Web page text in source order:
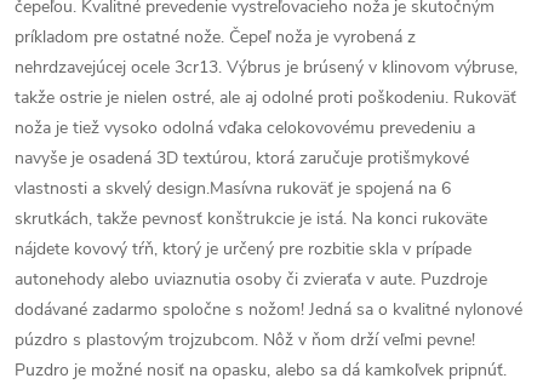
čepeľou. Kvalitné prevedenie vystreľovacieho noža je skutočným
príkladom pre ostatné nože. Čepeľ noža je vyrobená z
nehrdzavejúcej ocele 3cr13. Výbrus je brúsený v klinovom výbruse,
takže ostrie je nielen ostré, ale aj odolné proti poškodeniu. Rukoväť
noža je tiež vysoko odolná vďaka celokovovému prevedeniu a
navyše je osadená 3D textúrou, ktorá zaručuje protišmykové
vlastnosti a skvelý design.Masívna rukoväť je spojená na 6
skrutkách, takže pevnosť konštrukcie je istá. Na konci rukoväte
nájdete kovový tŕň, ktorý je určený pre rozbitie skla v prípade
autonehody alebo uviaznutia osoby či zvieraťa v aute. Puzdroje
dodávané zadarmo spoločne s nožom! Jedná sa o kvalitné nylonové
púzdro s plastovým trojzubcom. Nôž v ňom drží veľmi pevne!
Puzdro je možné nosiť na opasku, alebo sa dá kamkoľvek pripnúť.